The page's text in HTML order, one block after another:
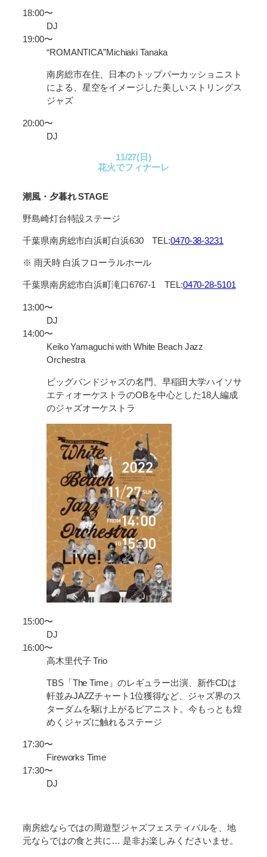
18:00〜
DJ
19:00〜
“ROMANTICA”Michiaki Tanaka
南房総市在住、日本のトップパーカッショニスト
による、星空をイメージした美しいストリングス
ジャズ
20:00〜
DJ
11/27(日)
花火でフィナーレ
潮風・夕暮れ STAGE
野島崎灯台特設ステージ
千葉県南房総市白浜町白浜630 TEL:0470-38-3231
※ 雨天時 白浜フローラルホール
千葉県南房総市白浜町滝口6767-1 TEL:0470-28-5101
13:00〜
DJ
14:00〜
Keiko Yamaguchi with White Beach Jazz
Orchestra
ビッグバンドジャズの名門、早稲田大学ハイソサ
エティオーケストラのOBを中心とした18人編成
のジャズオーケストラ
15:00〜
DJ
16:00〜
高木里代子 Trio
TBS「The Time」のレギュラー出演、新作CDは
軒並みJAZZチャート1位獲得など、ジャズ界のス
ターダムを駆け上がるピアニスト。今もっとも煌
めくジャズに触れるステージ
17:30〜
Fireworks Time
17:30〜
DJ
南房総ならではの周遊型ジャズフェスティバルを、地
元ならではの食と共に… 是非お楽しみくださいませ。